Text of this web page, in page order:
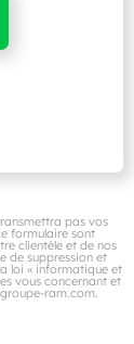
pas vos
formulaire sont
clientèle et de nos
de suppression et
loi « informatique et
vous concernant et
ram.com.